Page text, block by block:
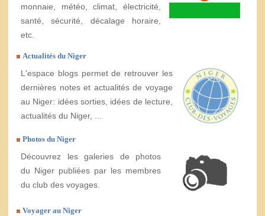
monnaie, météo, climat, électricité,
santé, sécurité, décalage horaire,
etc.
Actualités du Niger
L'espace blogs permet de retrouver les
dernières notes et actualités de voyage
au Niger: idées sorties, idées de lecture,
actualités du Niger, ...
Photos du Niger
Découvrez les galeries de photos
du Niger publiées par les membres
du club des voyages.
Voyager au Niger